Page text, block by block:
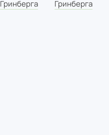
Гринберга
Гринберга